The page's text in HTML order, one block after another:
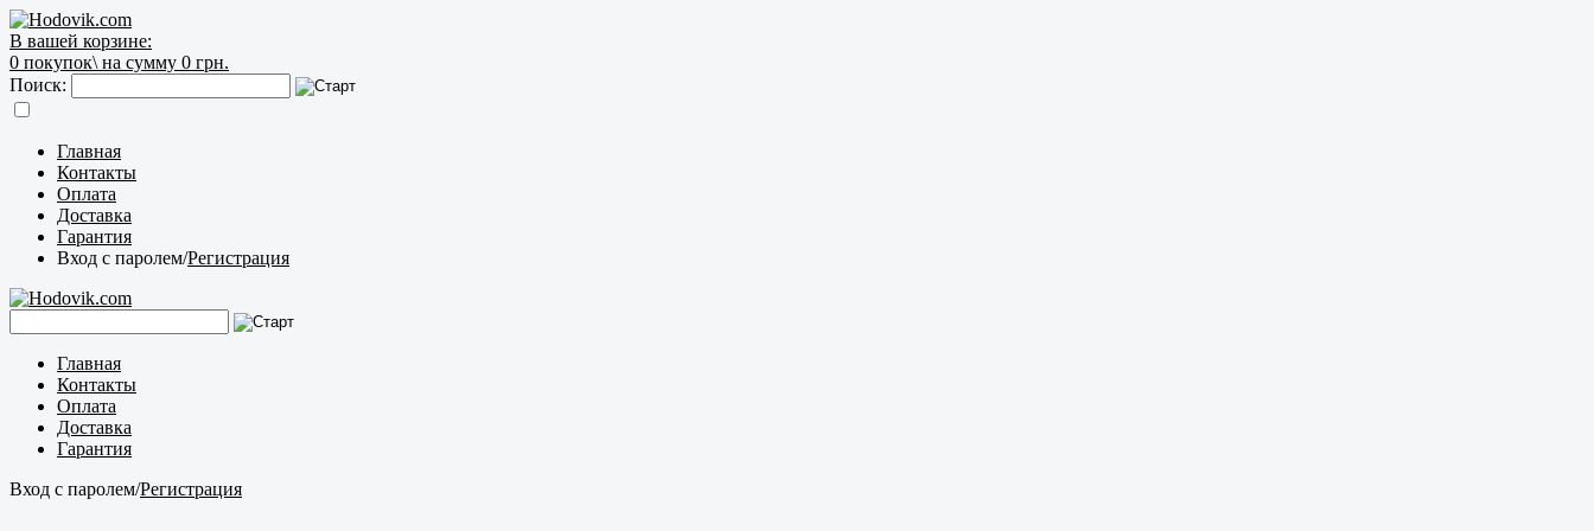
В вашей корзине:
0 покупок\ на сумму 0 грн.
Поиск:
Главная
Контакты
Оплата
Доставка
Гарантия
Вход с паролем/Регистрация
Главная
Контакты
Оплата
Доставка
Гарантия
Вход с паролем/Регистрация